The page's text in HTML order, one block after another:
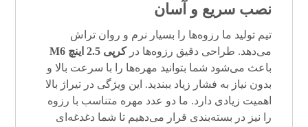
نصب سریع و آسان
تیم تولید ما رزوه‌ها را بسیار نرم و روان تراش
می‌دهد. طراحی دقیق رزوه‌ها درکرپی 2.5 اینچ M6
باعث می‌شود شما بتوانید مهره‌ها را با سرعت بالا و
بدون نیاز به فشار زیاد ببندید. این ویژگی در تیراژ بالا
اهمیت زیادی دارد. ما دو عدد مهره متناسب با رزوه
را نیز در بسته‌بندی قرار می‌دهیم تا شما دغدغه‌ای